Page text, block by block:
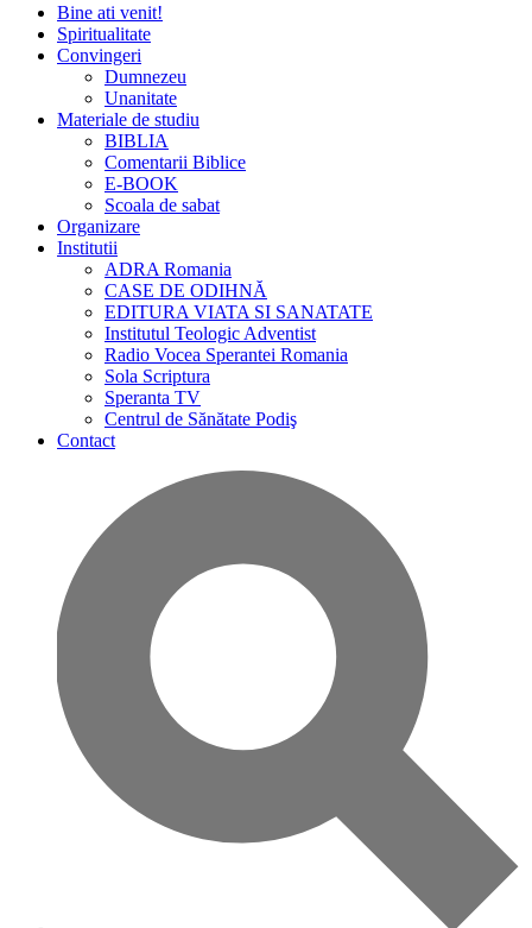
Bine ati venit!
Spiritualitate
Convingeri
Dumnezeu
Unanitate
Materiale de studiu
BIBLIA
Comentarii Biblice
E-BOOK
Scoala de sabat
Organizare
Institutii
ADRA Romania
CASE DE ODIHNĂ
EDITURA VIATA SI SANATATE
Institutul Teologic Adventist
Radio Vocea Sperantei Romania
Sola Scriptura
Speranta TV
Centrul de Sănătate Podiş
Contact